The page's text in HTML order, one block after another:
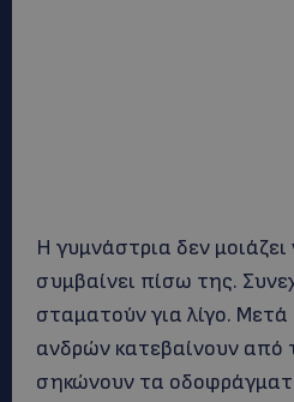
Η γυμνάστρια δεν
συμβαίνει πίσω της.
σταματούν για λίγο. Μετά
ανδρών κατεβαίνουν από
σηκώνουν τα